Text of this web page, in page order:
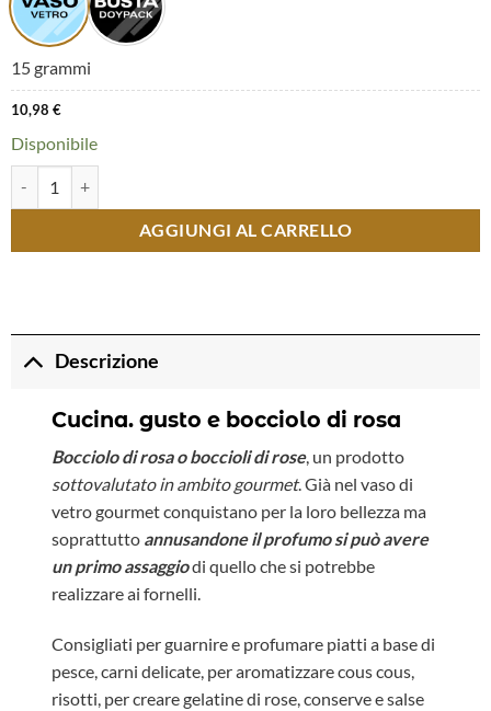
15 grammi
10,98 €
Disponibile
AGGIUNGI AL CARRELLO
Descrizione
Cucina. gusto e bocciolo di rosa
Bocciolo di rosa o boccioli di rose, un prodotto
sottovalutato in ambito gourmet. Già nel vaso di
vetro gourmet conquistano per la loro bellezza ma
soprattutto annusandone il profumo si può avere
un primo assaggiodi quello che si potrebbe
realizzare ai fornelli.
Consigliati per guarnire e profumare piatti a base di
pesce, carni delicate, per aromatizzare cous cous,
risotti, per creare gelatine di rose, conserve e salse